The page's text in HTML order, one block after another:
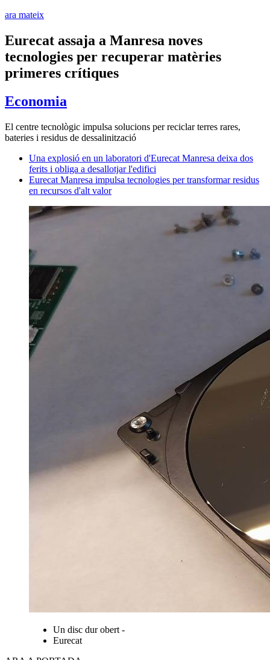
ara mateix
Eurecat assaja a Manresa noves
tecnologies per recuperar matèries
primeres crítiques
Economia
El centre tecnològic impulsa solucions per reciclar terres rares,
bateries i residus de dessalinització
Una explosió en un laboratori d'Eurecat Manresa deixa dos
ferits i obliga a desallotjar l'edifici
Eurecat Manresa impulsa tecnologies per transformar residus
en recursos d'alt valor
Un disc dur obert -
Eurecat